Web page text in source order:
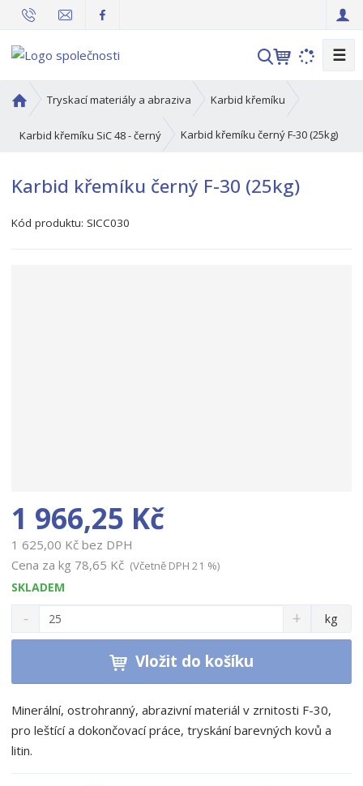
V
h
e
t
☰
v
o
í
t
Tryskací materiály a abraziva Karbid křemíku
Karbid křemíku SiC 48 - černý Karbid křemíku černý F-30 (25kg)
Karbid křemíku černý F-30 (25kg)
Kód produktu: SICC030
1 966,25 Kč
1 625,00 Kč bez DPH
Cena za kg 78,65 Kč (Včetně DPH 21 %)
SKLADEM
m
i
p
o
č
e
N
a
v
t
m
n
ž
S
n
í
m
n
o
ž
s
kg
Vložit do košíku
Minerální, ostrohranný, abrazivní materiál v zrnitosti F-30,
pro leštící a dokončovací práce, tryskání barevných kovů a
litin.